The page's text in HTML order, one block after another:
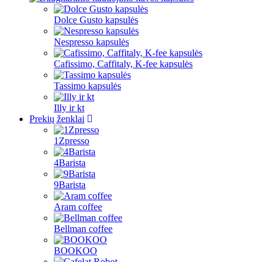
Dolce Gusto kapsulės
Nespresso kapsulės
Cafissimo, Caffitaly, K-fee kapsulės
Tassimo kapsulės
Illy ir kt
Prekių ženklai
1Zpresso
4Barista
9Barista
Aram coffee
Bellman coffee
BOOKOO